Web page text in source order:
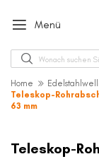
Menü
Suche
Home
Teleskop-
63 mm
der
Teleskop-